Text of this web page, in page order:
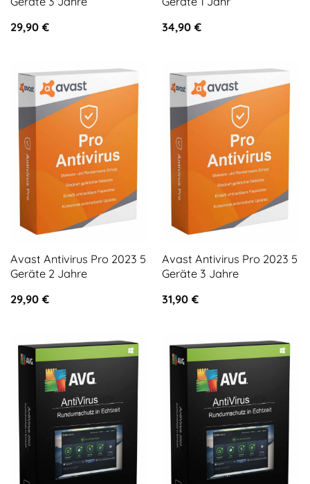
29,90 €
34,90 €
Avast Antivirus Pro 2023 5
Geräte 2 Jahre
29,90 €
Avast Antivirus Pro 2023 5
Geräte 3 Jahre
31,90 €